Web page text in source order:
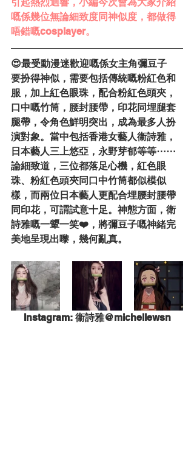
嘅係幾位無論細致度同神似度，都做得
唔錯嘅cosplayer。
😍最受動漫迷歡迎嘅係女主角彌豆子
要扮得神似，需要包括傳統嘅粉紅色和
服，加上紅色眼珠，配合粉紅色頭夾，
口中嘅竹筒，腰封腰帶，印花同埋腿套
腿帶，令角色鮮明突出，成為最多人扮
演對象。當中包括香港女藝人衞詩雅，
日本藝人三上悠亞，永野芽郁等等⋯⋯
論細致道，三位都落足心機，紅色眼
珠、粉紅色頭夾同口中竹筒都似模似
樣，而兩位日本藝人更配合埋腰封腰帶
同印花，可謂試意十足。神態方面，衛
詩雅嘅一顰一笑❤️，將彌豆子嘅神緒完
美地呈現出嚟，幾何亂真。
Instagram: 衞詩雅@michellewsn